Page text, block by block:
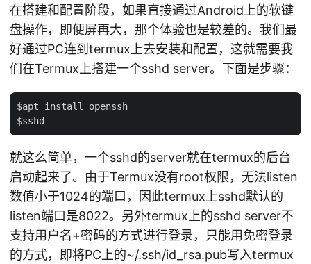
在搭建和配置阶段，如果直接通过Android上的软键
盘操作，即便屏再大，那个体验也是较差的。我们最
好通过PC连到termux上去安装和配置，这就需要我
们在Termux上搭建一个sshd server。下面是步骤：
$apt install openssh
就这么简单，一个sshd的server就在termux的后台
启动起来了。由于Termux没有root权限，无法listen
数值小于1024的端口，因此termux上sshd默认的
listen端口是8022。另外termux上的sshd server不
支持用户名+密码的方式进行登录，只能用免密登录
的方式，即将PC上的~/.ssh/id_rsa.pub写入termux